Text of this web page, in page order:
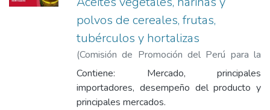
polvos de cereales, frutas,
tubérculos y hortalizas
(Comisión de Promoción del Perú para la
Exportación y el Turismo
)Comisión
de Promoción del Perú para la Exportación
y el Turismo
Contiene: Mercado, principales
importadores, desempeño del producto y
principales mercados.